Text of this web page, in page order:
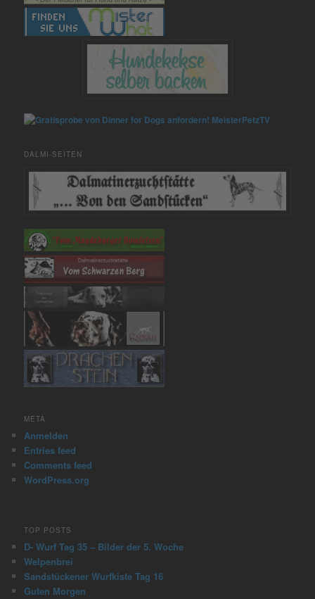
MeisterPetzTV
DALMI-SEITEN
META
Anmelden
Entries feed
Comments feed
WordPress.org
TOP POSTS
D- Wurf Tag 35 – Bilder der 5. Woche
Welpenbrei
Sandstückener Wurfkiste Tag 16
Guten Morgen